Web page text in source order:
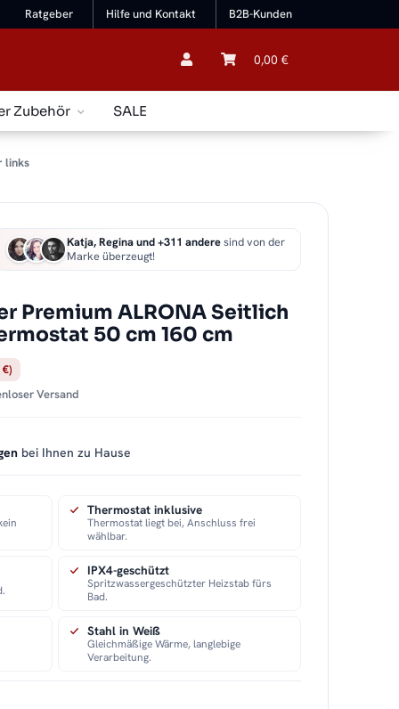
Ratgeber Hilfe und Kontakt B2B-Kunden
0,00 €
Zubehör SALE
links
Katja, Regina und +311 anderesind von der
Marke überzeugt!
Premium ALRONA Seitlich
50 cm 160 cm
Versand
bei Ihnen zu Hause
Thermostat inklusive
Thermostat liegt bei, Anschluss frei
wählbar.
IPX4-geschützt
Spritzwassergeschützter Heizstab fürs
Bad.
Stahl in Weiß
Gleichmäßige Wärme, langlebige
Verarbeitung.